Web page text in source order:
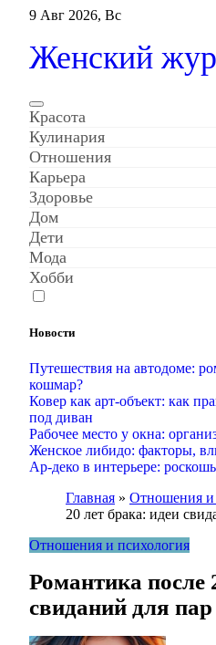
Перейти
содержанию
9 Авг 2026, Вс
Женский
Красота
Кулинария
Отношения
Карьера
Здоровье
Дом
Дети
Мода
Хобби
Новости
Путешествия на автодоме:
кошмар?
Ковер как арт-объект: как
под диван
Рабочее место у окна:
Женское либидо: факторы,
Ар-деко в интерьере:
Главная » Отношения и
20 лет брака: идеи
Отношения и психология
Романтика после
свиданий для